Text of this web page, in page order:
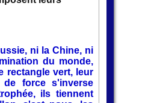
ni la Chine, ni
du monde,
rectangle vert, leur
force s'inverse
ils tiennent